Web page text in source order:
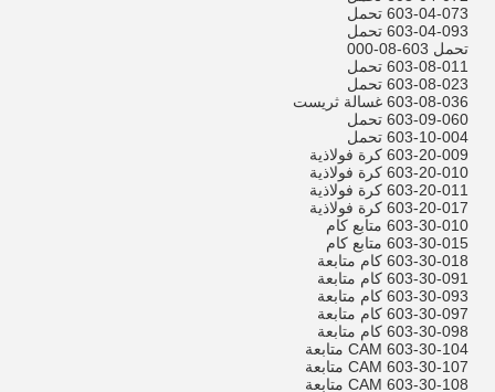
603-04-073 تحمل
603-04-093 تحمل
تحمل 603-08-000
603-08-011 تحمل
603-08-023 تحمل
603-08-036 غسالة ثريست
603-09-060 تحمل
603-10-004 تحمل
603-20-009 كرة فولاذية
603-20-010 كرة فولاذية
603-20-011 كرة فولاذية
603-20-017 كرة فولاذية
603-30-010 متابع كام
603-30-015 متابع كام
603-30-018 كام متابعة
603-30-091 كام متابعة
603-30-093 كام متابعة
603-30-097 كام متابعة
603-30-098 كام متابعة
603-30-104 CAM متابعة
603-30-107 CAM متابعة
603-30-108 CAM متابعة